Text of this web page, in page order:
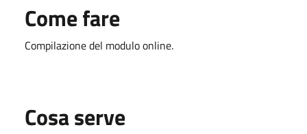
Come fare
Compilazione del modulo online.
Cosa serve